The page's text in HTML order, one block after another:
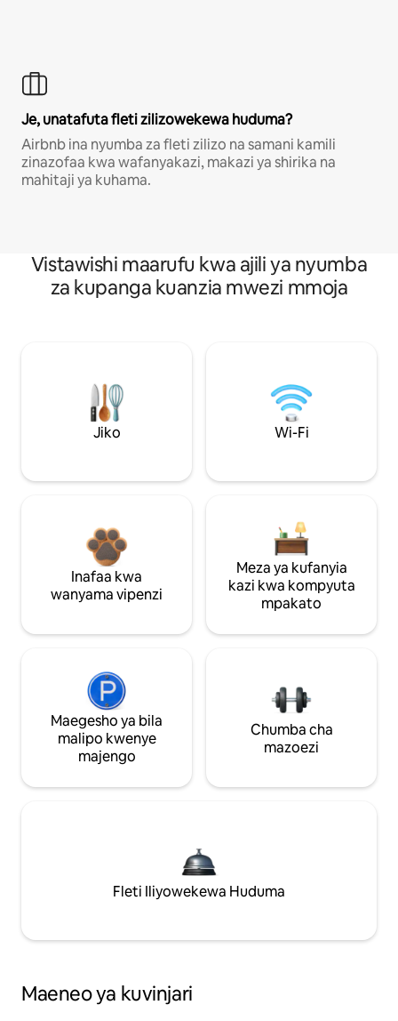
Je, unatafuta fleti zilizowekewa huduma?
Airbnb ina nyumba za fleti zilizo na samani kamili
zinazofaa kwa wafanyakazi, makazi ya shirika na
mahitaji ya kuhama.
Vistawishi maarufu kwa ajili ya nyumba
za kupanga kuanzia mwezi mmoja
Jiko Wi-Fi
Inafaa kwa
wanyama vipenzi
Meza ya kufanyia
kazi kwa kompyuta
mpakato
Maegesho ya bila
malipo kwenye
majengo
Chumba cha
mazoezi
Fleti Iliyowekewa Huduma
Maeneo ya kuvinjari